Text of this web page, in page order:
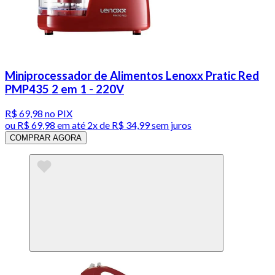
Miniprocessador de Alimentos Lenoxx Pratic Red
PMP435 2 em 1 - 220V
R$ 69,98 no PIX
ou R$ 69,98 em até 2x de R$ 34,99 sem juros
COMPRAR AGORA